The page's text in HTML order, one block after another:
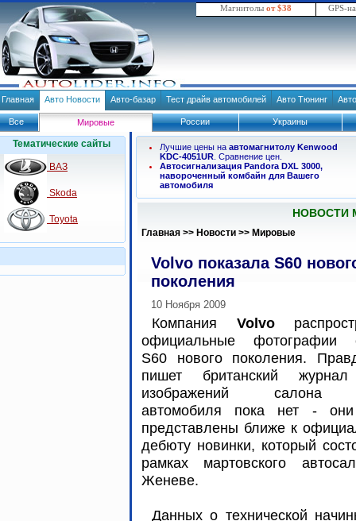
Магнитолы от $38 GPS-
Главная Авто Новости Авто-базар Тест драйв автомобилей Авто Тюнинг
Все Мировые России Украины
Тематические сайты
ВАЗ
Skoda
Toyota
Лучшие цены на автомагнитолу Kenwood
KDC-4051UR . Сравнение цен.
Автосигнализация Pandora DXL 3000,
навороченный комбайн для Вашего
автомобиля
НОВОСТИ
Главная >> Новости >> Мировые
Volvo показала S60
поколения
10 Ноября 2009
Компания Volvo
официальные фотографии
S60 нового поколения.
пишет британский
изображений салона
автомобиля пока нет - они
представлены ближе к
дебюту новинки, который
рамках мартовского
Женеве.
Данных о технической